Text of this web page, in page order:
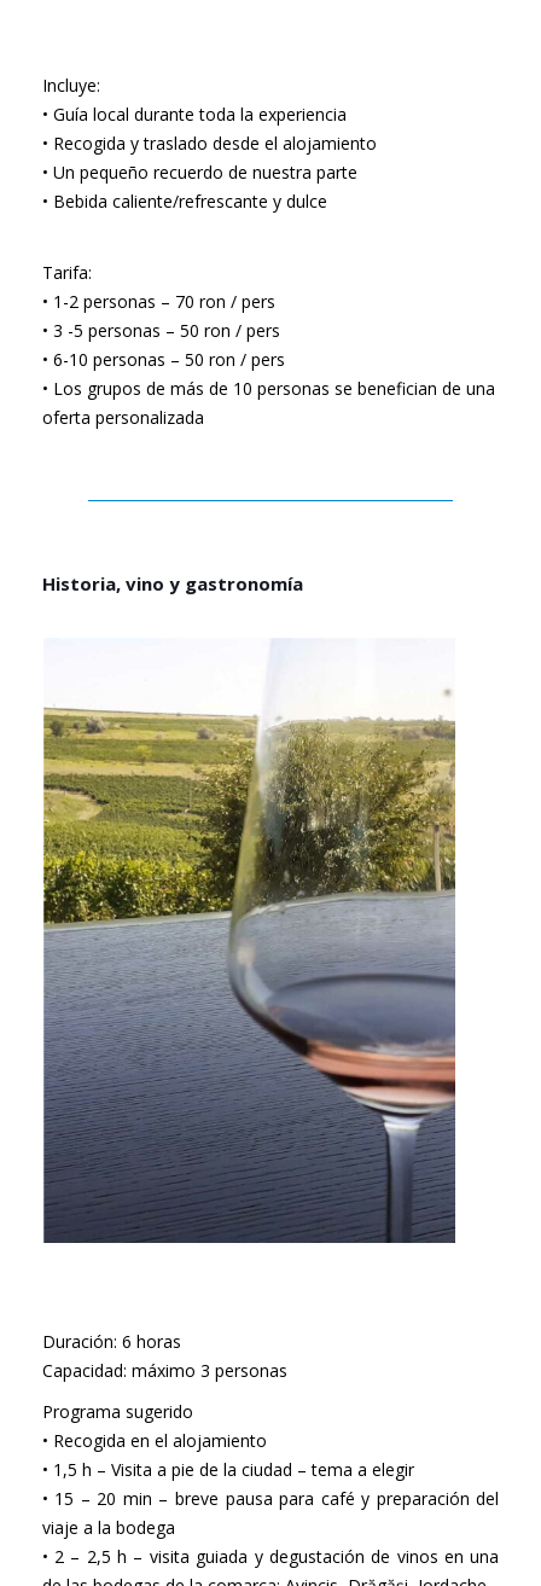
Incluye:
• Guía local durante toda la experiencia
• Recogida y traslado desde el alojamiento
• Un pequeño recuerdo de nuestra parte
• Bebida caliente/refrescante y dulce
Tarifa:
• 1-2 personas – 70 ron / pers
• 3 -5 personas – 50 ron / pers
• 6-10 personas – 50 ron / pers
• Los grupos de más de 10 personas se benefician de una
oferta personalizada
Historia, vino y gastronomía
Duración: 6 horas
Capacidad: máximo 3 personas
Programa sugerido
• Recogida en el alojamiento
• 1,5 h – Visita a pie de la ciudad – tema a elegir
• 15 – 20 min – breve pausa para café y preparación del
viaje a la bodega
• 2 – 2,5 h – visita guiada y degustación de vinos en una